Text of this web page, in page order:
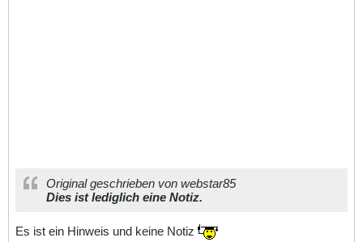
Original geschrieben von webstar85
Dies ist lediglich eine Notiz.
Es ist ein Hinweis und keine Notiz